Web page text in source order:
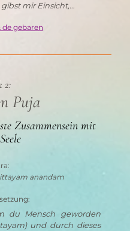
mir Einsicht,…
de gebaren
2:
Puja
Zusammensein mit
anandam
du Mensch geworden
und durch dieses